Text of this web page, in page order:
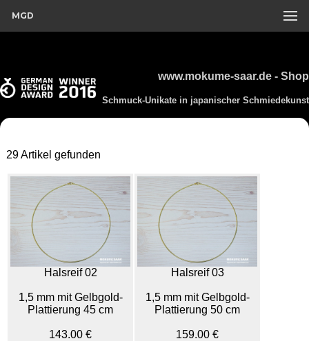
MGD
www.mokume-saar.de - Shop
Schmuck-Unikate in japanischer Schmiedekunst
29 Artikel gefunden
Halsreif 02
1,5 mm mit Gelbgold-
Plattierung 45 cm
143.00 €
Halsreif 03
1,5 mm mit Gelbgold-
Plattierung 50 cm
159.00 €